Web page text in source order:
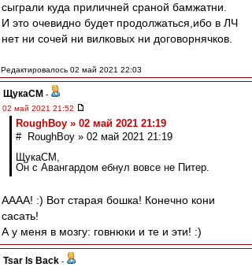
сыграли куда приличней сраной бамжатни.
И это очевидно будет продолжаться,ибо в ЛЧ
нет ни сочей ни вилковых ни договорнячков.
Редактировалось 02 май 2021 22:03
ЩукаСМ -
02 май 2021 21:52
RoughBoy » 02 май 2021 21:19
# RoughBoy » 02 май 2021 21:19
ЩукаСМ,
Он с Авангардом ебнул вовсе не Питер.
АААА! :) Вот старая бошка! Конечно кони
сасать!
А у меня в мозгу: говнюки и те и эти! :)
Tsar Is Back -